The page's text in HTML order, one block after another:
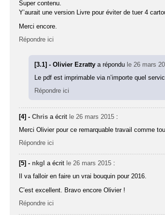
Super contenu.
Y’aurait une version Livre pour éviter de tuer 4
Merci encore.
Répondre ici
[3.1] - Olivier Ezrattya répondu le 26 mars
Le pdf est imprimable via n’importe quel
Répondre ici
[4] -Chris a écrit le 26 mars 2015 :
Merci Olivier pour ce remarquable travail comme
Répondre ici
[5] - nkgl a écrit le 26 mars 2015 :
Il va falloir en faire un vrai bouquin pour 2016.
C’est excellent. Bravo encore Olivier !
Répondre ici